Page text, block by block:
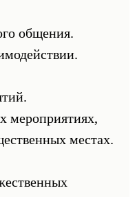
общения.
мероприятиях,
местах.